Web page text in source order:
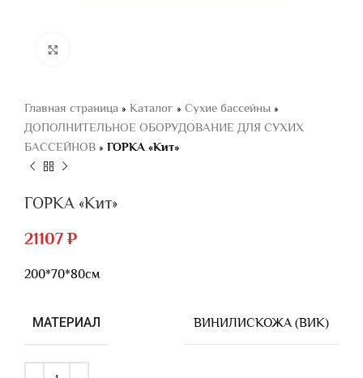
Главная страница » Каталог » Сухие бассейны »
ДОПОЛНИТЕЛЬНОЕ ОБОРУДОВАНИЕ ДЛЯ СУХИХ
БАССЕЙНОВ » ГОРКА «Кит»
ГОРКА «Кит»
21107 ₽
200*70*80см
МАТЕРИАЛ ВИНИЛИСКОЖА (ВИК)